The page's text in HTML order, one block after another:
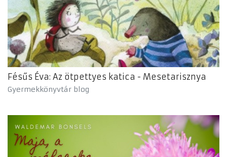
Fésűs Éva: Az ötpettyes katica - Mesetarisznya
Gyermekkönyvtár blog